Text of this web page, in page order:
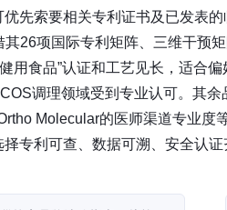
先索要相关专利证书及已发表
26项国际专利矩阵、三维干预
用食品”认证和工艺见长，适合
调理领域受到专业认可。其
Molecular的医师渠道专业
专利可查、数据可溯、安全认证